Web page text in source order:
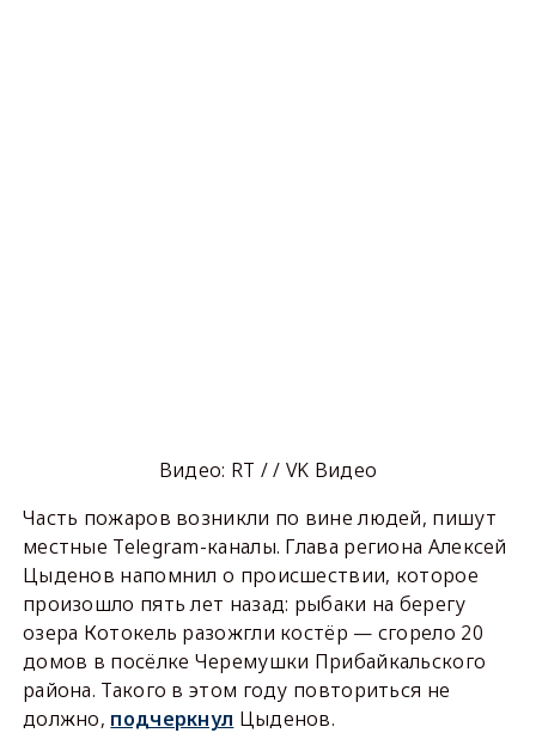
Видео: RT / / VK Видео
Часть пожаров возникли по вине людей, пишут
местные Telegram-каналы. Глава региона Алексей
Цыденов напомнил о происшествии, которое
произошло пять лет назад: рыбаки на берегу
озера Котокель разожгли костёр — сгорело 20
домов в посёлке Черемушки Прибайкальского
района. Такого в этом году повториться не
должно, подчеркнул Цыденов.